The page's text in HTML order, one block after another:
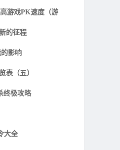
游戏PK速度（游
的征程
影响
表（五）
终极攻略
大全